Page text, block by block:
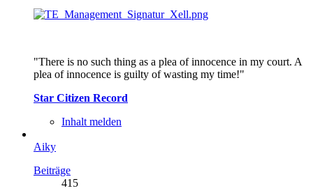
"There is no such thing as a plea of innocence in my court. A
plea of innocence is guilty of wasting my time!"
Star Citizen Record
Inhalt melden
Aiky
Beiträge
415